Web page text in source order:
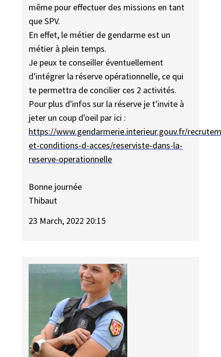
même pour effectuer des missions en tant
que SPV.
En effet, le métier de gendarme est un
métier à plein temps.
Je peux te conseiller éventuellement
d'intégrer la réserve opérationnelle, ce qui
te permettra de concilier ces 2 activités.
Pour plus d'infos sur la réserve je t'invite à
jeter un coup d'oeil par ici :
https://www.gendarmerie.interieur.gouv.fr/
et-conditions-d-acces/reserviste-dans-la-
reserve-operationnelle
Bonne journée
Thibaut
23 March, 2022 20:15